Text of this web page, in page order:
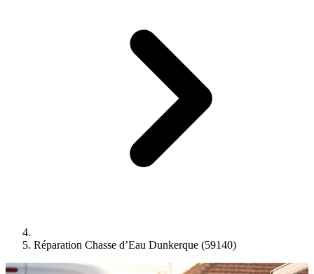
Réparation Chasse d’Eau Dunkerque (59140)